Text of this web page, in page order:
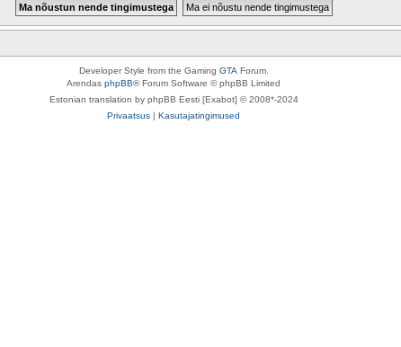
Developer Style from the Gaming GTA Forum.
Arendas phpBB® Forum Software © phpBB Limited
Estonian translation by phpBB Eesti [Exabot] © 2008*-2024
Privaatsus | Kasutajatingimused